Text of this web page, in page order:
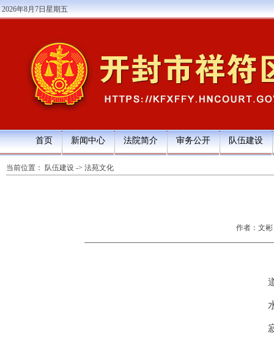
2026年8月7日星期五
首页 新闻中心 法院简介 审务公开 队伍建设
当前位置： 队伍建设 -> 法苑文化
作者：文彬